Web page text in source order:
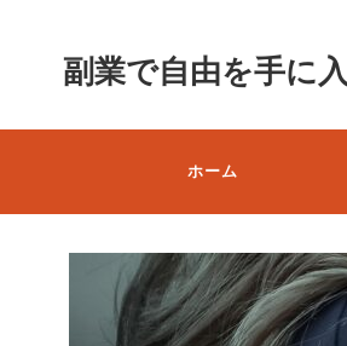
副業で自由を手に
ホーム